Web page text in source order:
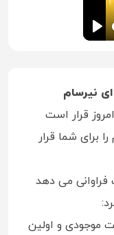
نیرسام
قرار است
برای شما قرار
فراوانی می دهد
موجودی و اولین